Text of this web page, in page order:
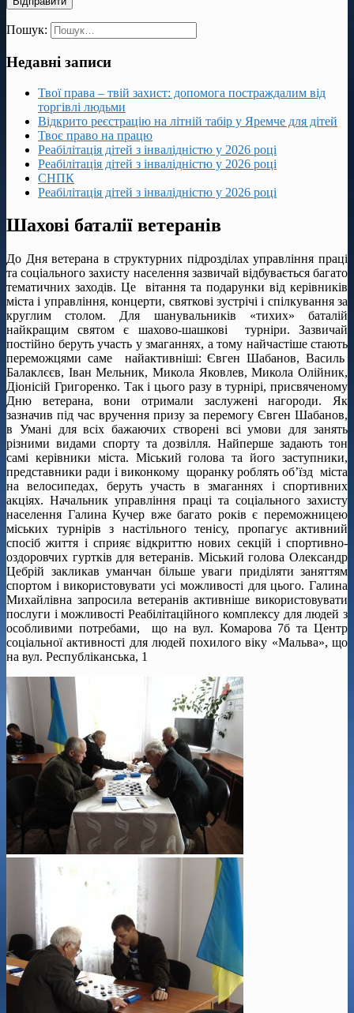
Пошук:
Недавні записи
Твої права – твій захист: допомога постраждалим від
торгівлі людьми
Відкрито реєстрацію на літній табір у Яремче для дітей
Твоє право на працю
Реабілітація дітей з інвалідністю у 2026 році
Реабілітація дітей з інвалідністю у 2026 році
СНПК
Реабілітація дітей з інвалідністю у 2026 році
Шахові баталії ветеранів
До Дня ветерана в структурних підрозділах управління праці
та соціального захисту населення зазвичай відбувається багато
тематичних заходів. Це вітання та подарунки від керівників
міста і управління, концерти, святкові зустрічі і спілкування за
круглим столом. Для шанувальників «тихих» баталій
найкращим святом є шахово-шашкові турніри. Зазвичай
постійно беруть участь у змаганнях, а тому найчастіше стають
переможцями саме найактивніші: Євген Шабанов, Василь
Балаклєєв, Іван Мельник, Микола Яковлев, Микола Олійник,
Діонісій Григоренко. Так і цього разу в турнірі, присвяченому
Дню ветерана, вони отримали заслужені нагороди. Як
зазначив під час вручення призу за перемогу Євген Шабанов,
в Умані для всіх бажаючих створені всі умови для занять
різними видами спорту та дозвілля. Найперше задають тон
самі керівники міста. Міський голова та його заступники,
представники ради і виконкому щоранку роблять об’їзд міста
на велосипедах, беруть участь в змаганнях і спортивних
акціях. Начальник управління праці та соціального захисту
населення Галина Кучер вже багато років є переможницею
міських турнірів з настільного тенісу, пропагує активний
спосіб життя і сприяє відкриттю нових секцій і спортивно-
оздоровчих гуртків для ветеранів. Міський голова Олександр
Цебрій закликав уманчан більше уваги приділяти заняттям
спортом і використовувати усі можливості для цього. Галина
Михайлівна запросила ветеранів активніше використовувати
послуги і можливості Реабілітаційного комплексу для людей з
особливими потребами, що на вул. Комарова 7б та Центр
соціальної активності для людей похилого віку «Мальва», що
на вул. Республіканська, 1